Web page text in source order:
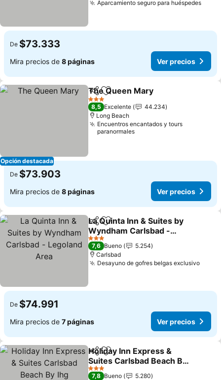
Aparcamiento seguro para huéspedesVer
De $73.333
Mira precios de 8 páginas Ver precios
Opción destacada
Compartir
Agregar a favoritos
The Queen Mary
3 Estrellas
8,5 Excelente
44.234
Long Beach
Encuentros encantados y tours
paranormales
De $73.903
Mira precios de 8 páginas Ver precios
CompartirAgregar a favoritos
La Quinta Inn & Suites by
Wyndham Carlsbad -
Legoland Area
Ver precios
3 Estrellas
7,6 Bueno
5.254
Carlsbad
Desayuno de gofres belgas exclusivoVer
De $74.991
Mira precios de 7 páginas Ver precios
CompartirAgregar a favoritos
Holiday Inn Express &
Suites Carlsbad Beach By
Ihg
Ver precios
3 Estrellas
7,8 Bueno
5.280